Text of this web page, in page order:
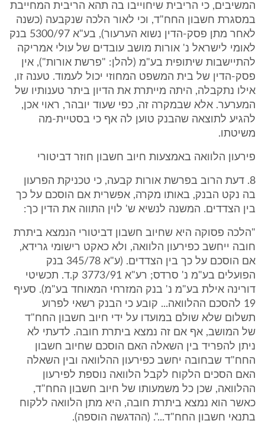
המשיבים, כי הריבית שיחוייבו בה תהא הריבית המחייבת
במסגרת חשבון החח"ד, וכי לאור הלכה שנקבעה (כשנה
לאחר מתן פסק-הדין נשוא הערעור), בע"א 5300/97 בנק
לאומי לישראל נ' אורות מושב עובדים של עולי אמריקה
להתיישבות שיתופית בע"מ (להלן: "פרשת אורות"), אין
פסק-הדין של בית המשפט המחוזי יכול לעמוד. טענה זו,
אילו נתקבלה, היתה מייתרת את הדיון ביתר טענותיו של
המערער. אלא שבמקרה זה, כפי שעוד יובהר, ראוי אכן,
להגיע לתוצאה שהבנק טוען לה אף כי בסטיית-מה
משיטתו.
פירעון הלוואה באמצעות חיוב חשבון חוזר דביטורי
8. דעת הרוב בפרשת אורות קבעה, כי טכניקת הפרעון
בה נקט הבנק, באותו מקרה, אפשרית אם הוסכם על כך
בין הצדדים. המשנה לנשיא ש' לוין התווה את הדין כך:
"הלכה פסוקה היא שחיוב חשבון דביטורי הנמצא ביתרת
חובה ייחשב כפירעון הלוואה, ולא כאקט רישומי גרידא,
אם הוסכם על כך בין הצדדים. (ע"א 345/78 בנק
הפועלים בע"מ נ' סרדס; רע"א 3773/91 ק.ד. תכשיטי
דורינה אילת בע"מ נ' בנק המזרחי המאוחד בע"מ). סעיף
19 להסכם ההלוואה... קובע כי הבנק רשאי לפרוע
תשלום שלא שולם במועדו על ידי חיוב חשבון החח"ד
של המושב, אף אם זה נמצא ביתרת חובה. לדעתי לא
ניתן להפריד בין השאלה האם הוסכם שחיוב חשבון
החח"ד שבחובה יחשב כפירעון ההלוואה ובין השאלה
האם הסכים הלקוח לקבל הלוואה נוספת לפירעון
ההלוואה, שכן כל משמעותו של חיוב חשבון החח"ד,
כאשר הוא נמצא ביתרת חובה, היא מתן הלוואה ללקוח
בתנאי חשבון החח"ד...". (ההדגשה הוספה).